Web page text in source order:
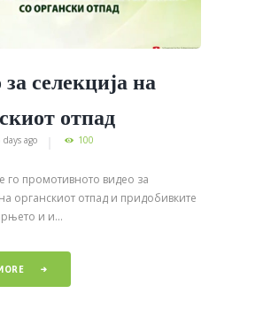
селекција на
отпад
days ago 100
го промотивното видео за
органскиот отпад и придобивките
и и...